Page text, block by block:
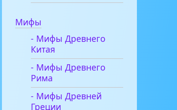
Мифы
- Мифы Древнего
Китая
- Мифы Древнего
Рима
- Мифы Древней
Греции